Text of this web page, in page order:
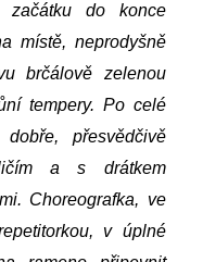
začátku do konce
místě, neprodyšně
brčálově zelenou
tempery. Po celé
přesvědčivě
a s drátkem
Choreografka, ve
v úplné